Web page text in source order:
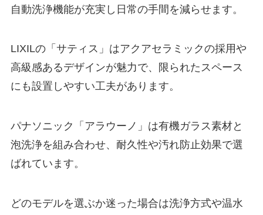
自動洗浄機能が充実し日常の手間を減らせます。
LIXILの「サティス」はアクアセラミックの採用や
高級感あるデザインが魅力で、限られたスペース
にも設置しやすい工夫があります。
パナソニック「アラウーノ」は有機ガラス素材と
泡洗浄を組み合わせ、耐久性や汚れ防止効果で選
ばれています。
どのモデルを選ぶか迷った場合は洗浄方式や温水